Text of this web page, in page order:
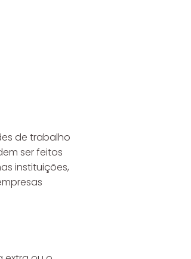
de trabalho
ser feitos
instituições,